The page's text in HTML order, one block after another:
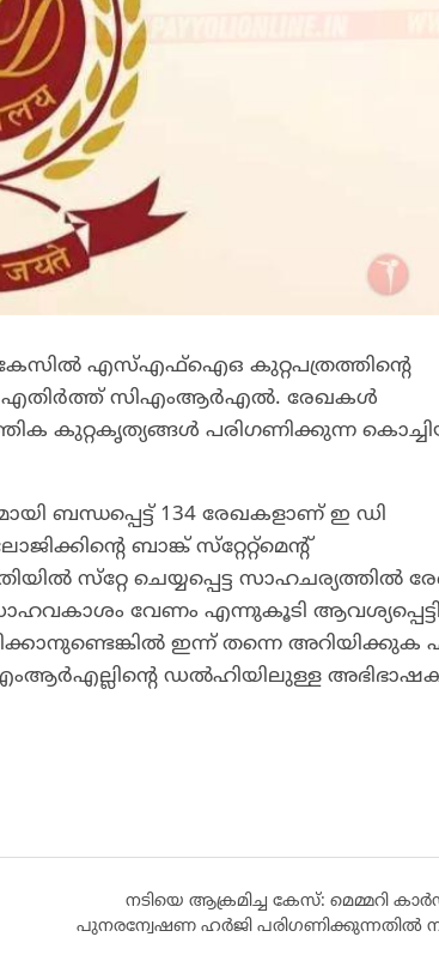
എസ്എഫ്‌ഐഒ കുറ്റപത്രത്തിന്റെ
എതിർത്ത് സിഎംആർഎൽ. രേഖകൾ
കുറ്റകൃത്യങ്ങൾ പരിഗണിക്കുന്ന
ബന്ധപ്പെട്ട് 134 രേഖകളാണ് ഇ ഡി
ബാങ്ക് സ്‌റ്റേറ്റ്‌മെന്റ്
സ്‌റ്റേ ചെയ്യപ്പെട്ട സാഹചര്യത്തിൽ
വേണം എന്നുകൂടി
ഇന്ന് തന്നെ അറിയിക്കുക
ഡൽഹിയിലുള്ള
നടിയെ ആക്രമിച്ച കേസ്: മെമ്മറി
പുനരന്വേഷണ ഹർജി പരിഗണിക്കുന്നതിൽ